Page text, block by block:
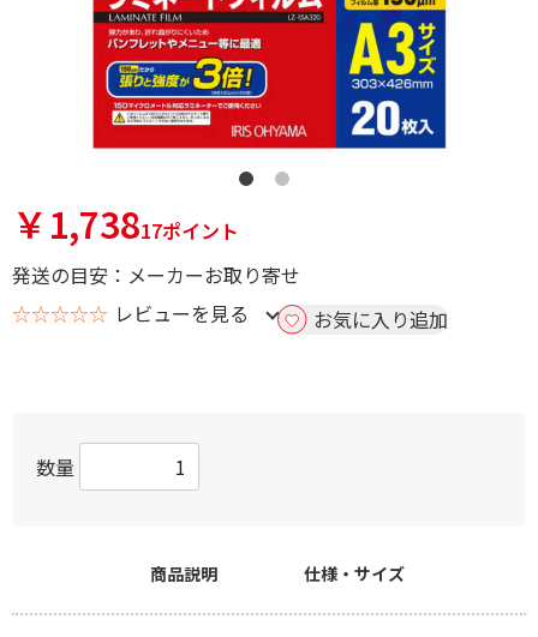
￥1,73817ポイント
発送の目安：メーカーお取り寄せ
☆☆☆☆☆ レビューを見る お気に入り追加
数量
商品説明 仕様・サイズ